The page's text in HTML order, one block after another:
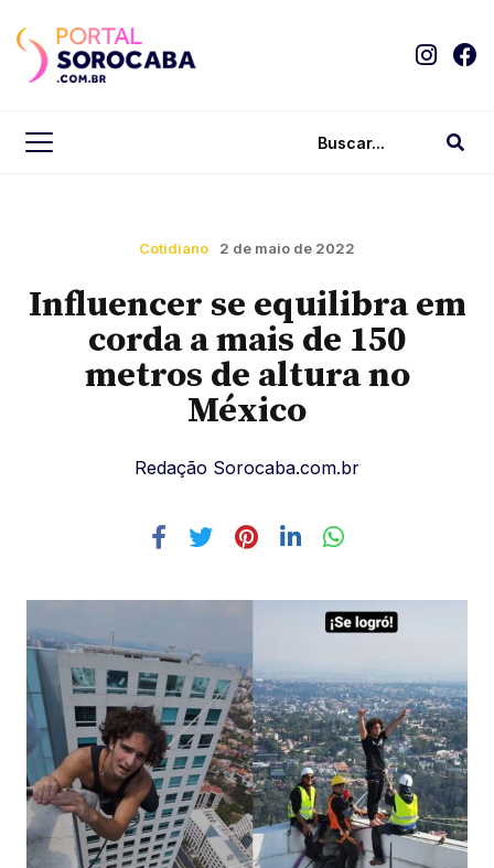
Cotidiano 2 de maio de 2022
Influencer se equilibra em
corda a mais de 150
metros de altura no
México
Redação Sorocaba.com.br